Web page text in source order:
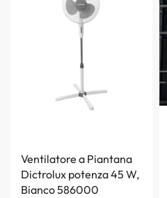
Ventilatore a Piantana
Dictrolux potenza 45 W,
Bianco 586000